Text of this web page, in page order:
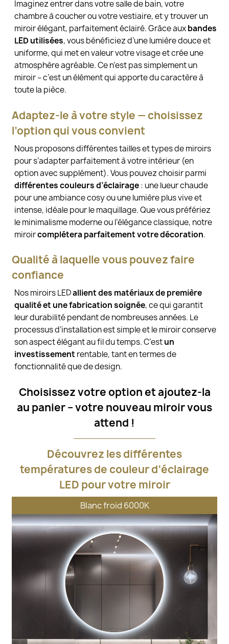
Imaginez entrer dans votre salle de bain, votre
chambre à coucher ou votre vestiaire, et y trouver un
miroir élégant, parfaitement éclairé. Grâce auxbandes
LED utilisées, vous bénéficiez d’une lumière douce et
uniforme, qui met en valeur votre visage et crée une
atmosphère agréable. Ce n’est pas simplement un
miroir – c’est un élément qui apporte du caractère à
toute la pièce.
Adaptez-le à votre style — choisissez
l’option qui vous convient
Nous proposons différentes tailles et types de miroirs
pour s’adapter parfaitement à votre intérieur (en
option avec supplément). Vous pouvez choisir parmi
différentes couleurs d’éclairage: une lueur chaude
pour une ambiance cosy ou une lumière plus vive et
intense, idéale pour le maquillage. Que vous préfériez
le minimalisme moderne ou l’élégance classique, notre
miroircomplétera parfaitement votre décoration.
Qualité à laquelle vous pouvez faire
confiance
Nos miroirs LEDallient des matériaux de première
qualité et une fabrication soignée, ce qui garantit
leur durabilité pendant de nombreuses années. Le
processus d’installation est simple et le miroir conserve
son aspect élégant au fil du temps. C’estun
investissement rentable, tant en termes de
fonctionnalité que de design.
Choisissez votre option et ajoutez-la
au panier – votre nouveau miroir vous
attend !
Découvrez les différentes
températures de couleur d’éclairage
LED pour votre miroir
Blanc froid 6000K